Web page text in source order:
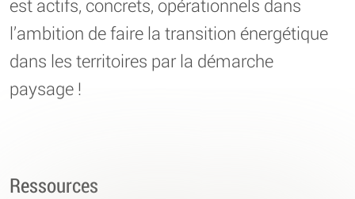
est actifs, concrets, opérationnels dans
l’ambition de faire la transition énergétique
dans les territoires par la démarche
paysage !
Ressources